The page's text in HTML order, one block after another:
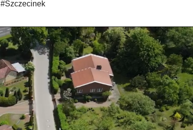
#Szczecinek